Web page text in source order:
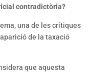
contradictòria?
una de les crítiques
de la taxació
que aquesta